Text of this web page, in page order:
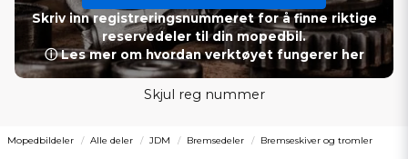
Skriv inn registreringsnummeret for å finne riktige
reservedeler til din mopedbil.
ⓘ Les mer om hvordan verktøyet fungerer her
Skjul reg nummer
Mopedbildeler Alle deler JDM Bremsedeler Bremseskiver og tromler